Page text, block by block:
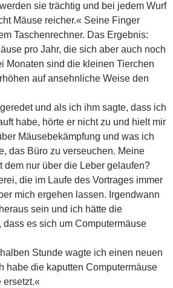
sie trächtig und bei jedem Wurf
Mäuse reicher.« Seine Finger
Taschenrechner. Das Ergebnis:
pro Jahr, die sich aber auch noch
Monaten sind die kleinen Tierchen
auf ansehnliche Weise den
und als ich ihm sagte, dass ich
habe, hörte er nicht zu und hielt mir
Mäusebekämpfung und was ich
das Büro zu verseuchen. Meine
dem nur über die Leber gelaufen?
die im Laufe des Vortrages immer
mich ergehen lassen. Irgendwann
sein und ich hätte die
dass es sich um Computermäuse
Stunde wagte ich einen neuen
habe die kaputten Computermäuse
ersetzt.«